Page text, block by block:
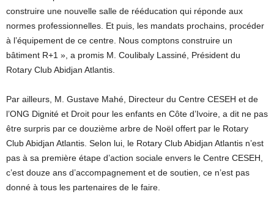
construire une nouvelle salle de rééducation qui réponde aux
normes professionnelles. Et puis, les mandats prochains, procéder
à l’équipement de ce centre. Nous comptons construire un
bâtiment R+1 », a promis M. Coulibaly Lassiné, Président du
Rotary Club Abidjan Atlantis.
Par ailleurs, M. Gustave Mahé, Directeur du Centre CESEH et de
l’ONG Dignité et Droit pour les enfants en Côte d’Ivoire, a dit ne pas
être surpris par ce douzième arbre de Noël offert par le Rotary
Club Abidjan Atlantis. Selon lui, le Rotary Club Abidjan Atlantis n’est
pas à sa première étape d’action sociale envers le Centre CESEH,
c’est douze ans d’accompagnement et de soutien, ce n’est pas
donné à tous les partenaires de le faire.